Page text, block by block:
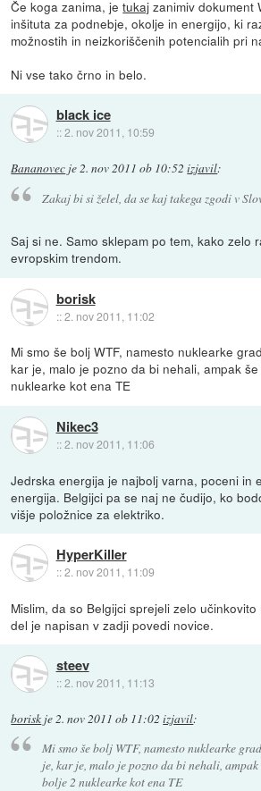
Če koga zanima, jetukaj zanimiv dokument
inšituta za podnebje, okolje in energijo, ki
možnostih in neizkoriščenih potencialih pri
Ni vse tako črno in belo.
black ice
::2. nov 2011, 10:59
Bananovec je2. nov 2011 ob 10:52 izjavil:
Zakaj bi si želel, da se kaj takega zgodi v
Saj si ne. Samo sklepam po tem, kako zelo
evropskim trendom.
borisk
::2. nov 2011, 11:02
Mi smo še bolj WTF, namesto nuklearke
kar je, malo je pozno da bi nehali, ampak
nuklearke kot ena TE
Nikec3
::2. nov 2011, 11:06
Jedrska energija je najbolj varna, poceni in
energija. Belgijci pa se naj ne čudijo, ko
višje položnice za elektriko.
HyperKiller
::2. nov 2011, 11:09
Mislim, da so Belgijci sprejeli zelo
del je napisan v zadji povedi novice.
steev
::2. nov 2011, 11:13
borisk je 2. nov 2011 ob 11:02 izjavil:
Mi smo še bolj WTF, namesto nuklearke
je, kar je, malo je pozno da bi nehali,
bolje 2 nuklearke kot ena TE